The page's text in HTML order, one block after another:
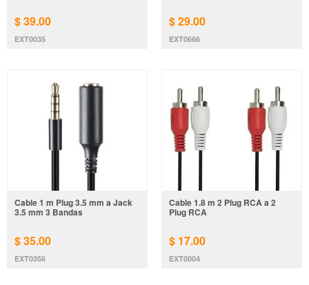
$ 39.00
EXT0035
$ 29.00
EXT0666
Cable 1 m Plug 3.5 mm a Jack
3.5 mm 3 Bandas
$ 35.00
EXT0356
Cable 1.8 m 2 Plug RCA a 2
Plug RCA
$ 17.00
EXT0004